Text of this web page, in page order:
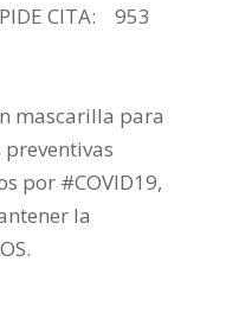
CITA: ⠀953
mascarilla para
por #COVID19,
la